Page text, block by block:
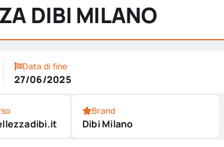
DIBI MILANO
Data di fine
27/06/2025
Brand
Dibi Milano